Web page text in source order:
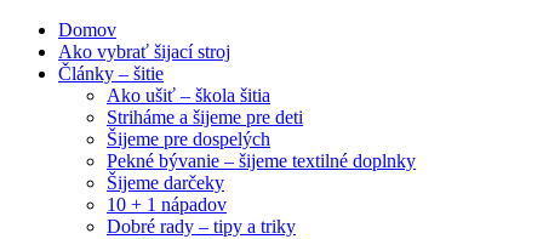
Domov
Ako vybrať šijací stroj
Články – šitie
Ako ušiť – škola šitia
Striháme a šijeme pre deti
Šijeme pre dospelých
Pekné bývanie – šijeme textilné doplnky
Šijeme darčeky
10 + 1 nápadov
Dobré rady – tipy a triky